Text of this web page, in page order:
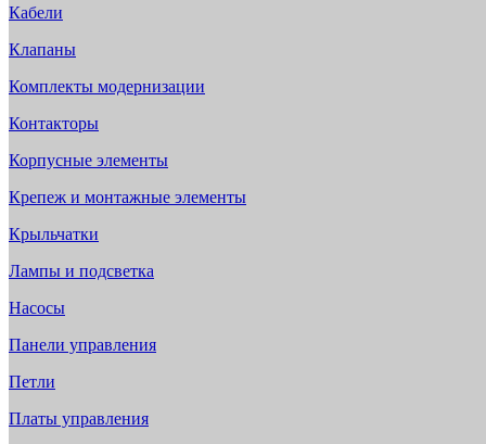
Кабели
Клапаны
Комплекты модернизации
Контакторы
Корпусные элементы
Крепеж и монтажные элементы
Крыльчатки
Лампы и подсветка
Насосы
Панели управления
Петли
Платы управления